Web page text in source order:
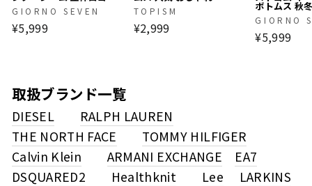
GIORNO SEVEN
¥5,999
TOPISM
¥2,999
ボトムス 秋
GIORNO
¥5,999
取扱ブランド一覧
DIESEL
RALPH LAUREN
THE NORTH FACE
TOMMY HILFIGER
Calvin Klein
ARMANI EXCHANGE
EA7
DSQUARED2
Healthknit Lee
LARKINS